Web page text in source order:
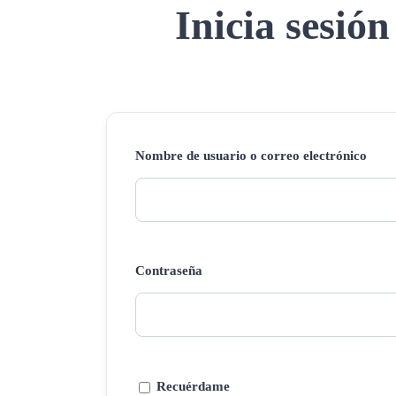
Inicia sesión
Nombre de usuario o correo electrónico
Contraseña
Recuérdame